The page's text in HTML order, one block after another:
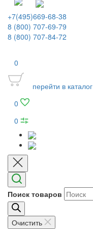
+7(495)669-68-38
8 (800) 707-69-79
8 (800) 707-84-72
0
перейти в каталог
0
0
Поиск товаров
Очистить